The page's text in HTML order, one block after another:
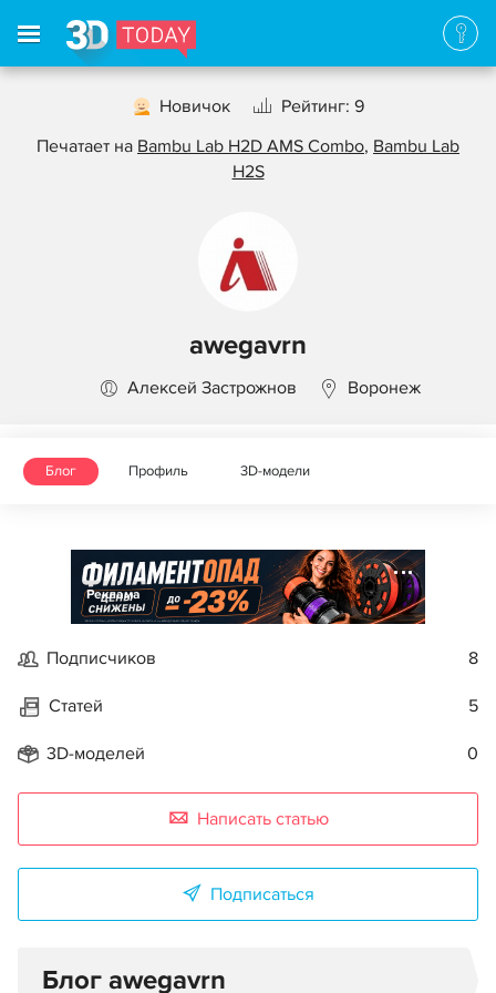
Новичок
Рейтинг: 9
Печатает на Bambu Lab H2D AMS Combo, Bambu Lab
H2S
awegavrn
Алексей Застрожнов Воронеж
Блог Профиль 3D-модели
Реклама
Подписчиков 8
Статей 5
3D-моделей 0
Написать статью
Подписаться
Блог awegavrn